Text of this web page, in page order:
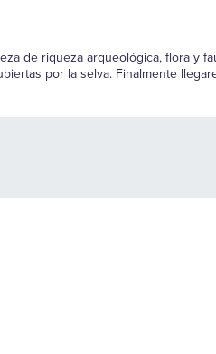
de riqueza arqueológica, flora y
por la selva. Finalmente